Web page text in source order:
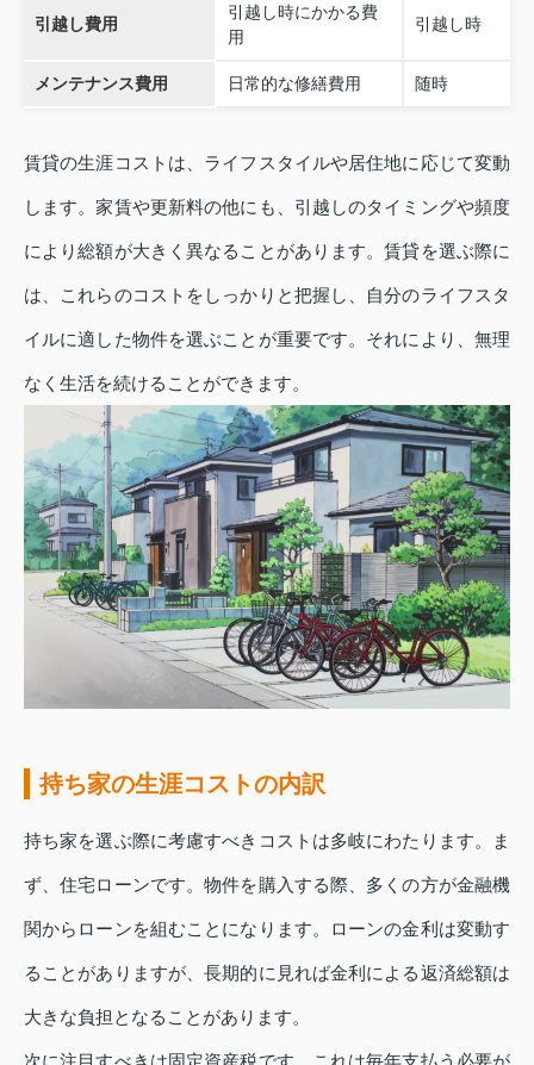
引越し費用
引越し時にかかる費
用
引越し時
メンテナンス費用 日常的な修繕費用 随時
賃貸の生涯コストは、ライフスタイルや居住地に応じて変動
します。家賃や更新料の他にも、引越しのタイミングや頻度
により総額が大きく異なることがあります。賃貸を選ぶ際に
は、これらのコストをしっかりと把握し、自分のライフスタ
イルに適した物件を選ぶことが重要です。それにより、無理
なく生活を続けることができます。
持ち家の生涯コストの内訳
持ち家を選ぶ際に考慮すべきコストは多岐にわたります。ま
ず、住宅ローンです。物件を購入する際、多くの方が金融機
関からローンを組むことになります。ローンの金利は変動す
ることがありますが、長期的に見れば金利による返済総額は
大きな負担となることがあります。
次に注目すべきは固定資産税です。これは毎年支払う必要が